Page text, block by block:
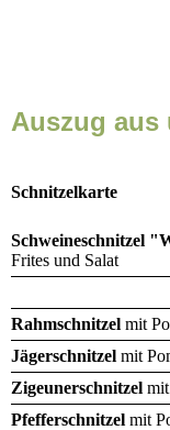
Auszug aus
Schnitzelkarte
Schweineschnitzel
Frites und Salat
Rahmschnitzel mit
Jägerschnitzel mit
Zigeunerschnitzel
Pfefferschnitzel mit